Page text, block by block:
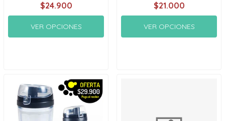
$24.900
VER OPCIONES
$21.000
VER OPCIONES